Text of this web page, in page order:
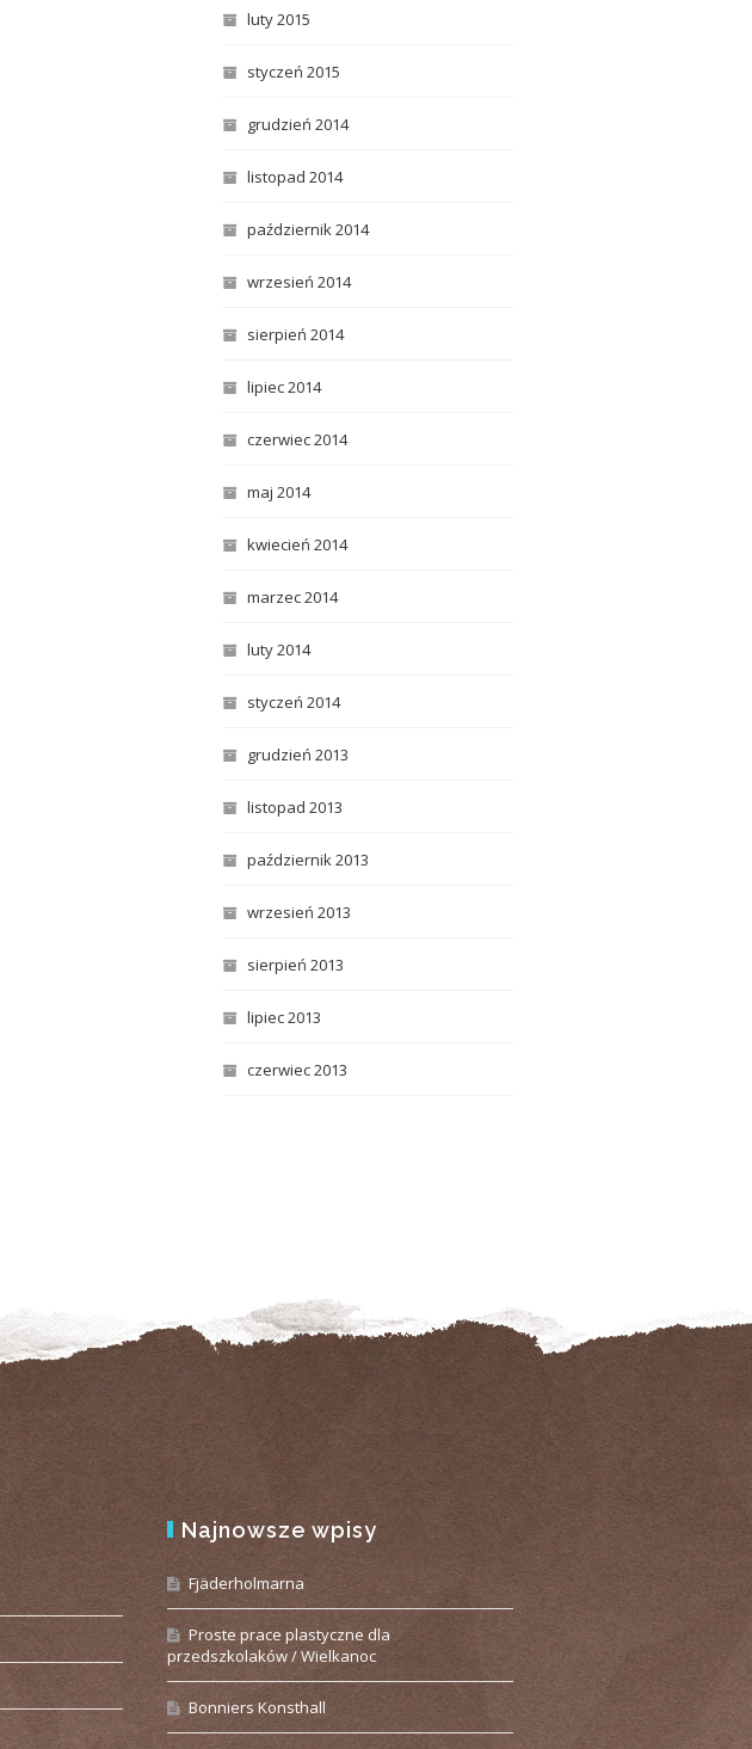
luty 2015
styczeń 2015
grudzień 2014
listopad 2014
październik 2014
wrzesień 2014
sierpień 2014
lipiec 2014
czerwiec 2014
maj 2014
kwiecień 2014
marzec 2014
luty 2014
styczeń 2014
grudzień 2013
listopad 2013
październik 2013
wrzesień 2013
sierpień 2013
lipiec 2013
czerwiec 2013
Najnowsze wpisy
Fjäderholmarna
Proste prace plastyczne dla
przedszkolaków / Wielkanoc
Bonniers Konsthall